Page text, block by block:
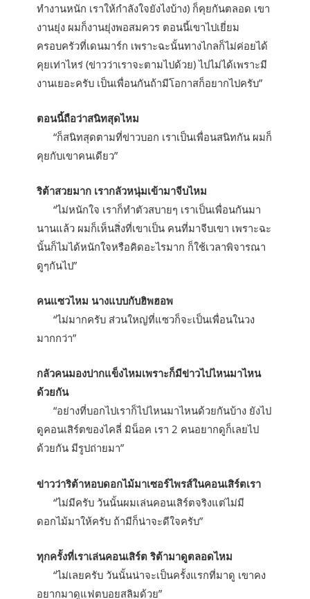
ทำงานหนัก เราให้กำลังใจยังไงบ้าง) ก็คุยกันตลอด เขา
งานยุ่ง ผมก็งานยุ่งพอสมควร ตอนนี้เขาไปเยี่ยม
ครอบครัวที่เดนมาร์ก เพราะฉะนั้นทางไกลก็ไม่ค่อยได้
คุยเท่าไหร่ (ข่าวว่าเราจะตามไปด้วย) ไปไม่ได้เพราะมี
งานเยอะครับ เป็นเพื่อนกันถ้ามีโอกาสก็อยากไปครับ”
ตอนนี้ถือว่าสนิทสุดไหม
“ก็สนิทสุดตามที่ข่าวบอก เราเป็นเพื่อนสนิทกัน ผมก็
คุยกับเขาคนเดียว”
ริต้าสวยมาก เรากลัวหนุ่มเข้ามาจีบไหม
“ไม่หนักใจ เราก็ทำตัวสบายๆ เราเป็นเพื่อนกันมา
นานแล้ว ผมก็เห็นสิ่งที่เขาเป็น คนที่มาจีบเขา เพราะฉะ
นั้นก็ไมได้หนักใจหรือคิดอะไรมาก ก็ใช้เวลาพิจารณา
ดูๆกันไป”
คนแซวไหม นางแบบกับฮิพฮอพ
“ไม่มากครับ ส่วนใหญ่ที่แซวก็จะเป็นเพื่อนในวง
มากกว่า”
กลัวคนมองปากแข็งไหมเพราะก็มีข่าวไปไหนมาไหน
ด้วยกัน
“อย่างที่บอกไปเราก็ไปไหนมาไหนด้วยกันบ้าง ยังไป
ดูคอนเสิร์ตของไคลี่ มิน็อค เรา 2 คนอยากดูก็เลยไป
ด้วยกัน มีรูปถ่ายมา”
ข่าวว่าริต้าหอบดอกไม้มาเซอร์ไพรส์ในคอนเสิร์ตเรา
“ไม่มีครับ วันนั้นผมเล่นคอนเสิร์ตจริงแต่ไม่มี
ดอกไม้มาให้ครับ ถ้ามีก็น่าจะดีใจครับ”
ทุกครั้งที่เราเล่นคอนเสิร์ต ริต้ามาดูตลอดไหม
“ไม่เลยครับ วันนั้นน่าจะเป็นครั้งแรกที่มาดู เขาคง
อยากมาดูแฟตบอยสลิมด้วย”